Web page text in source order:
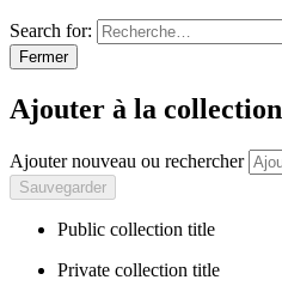
Search for:
Fermer
Ajouter à la collection
Ajouter nouveau ou rechercher
Public collection title
Private collection title